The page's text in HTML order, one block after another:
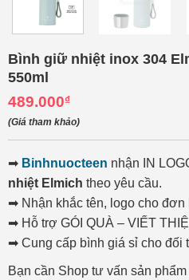
Bình giữ nhiệt inox 304
550ml
489.000₫
(Giá tham khảo)
➡ Binhnuocteen nhận IN
nhiệt Elmich theo yêu cầu.
➡ Nhận khắc tên, logo cho
➡ Hỗ trợ GÓI QUÀ – VIẾT
➡ Cung cấp bình giá sỉ cho đối
Bạn cần Shop tư vấn sản